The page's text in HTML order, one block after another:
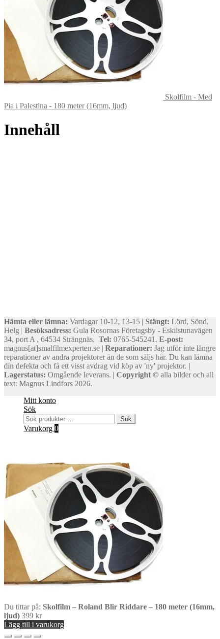
Skolfilm - Med
Pia i Palestina - 180 meter (16mm, ljud)
Innehåll
Hämta eller lämna: Vardagar 10-12, 13-15 | Stängt: Lörd, Sönd,
Helg | Besöksadress: Gula Rosornas Företagsby - Eskilstunavägen
34, port A , 64534 Strängnäs. Tel: 0765-545241. E-post:
magnus[at]smalfilmexperten.se | Reparationer: Jag utför inte längre
reparationer av andra projektorer än de som säljs här. Du kan lämna
din defekta och få ett visst avdrag vid köp av 'ny' projektor. |
Lagerstatus: Omgående leverans. | Copyright © alla bilder och all
text: Magnus Lindfors 2026.
Mitt konto
Sök
Sök
efter:
Sök
Varukorg 0
Du tittar på: Skolfilm – Roland Blir Riddare – 180 meter (16mm,
ljud) 399 kr
Lägg till i varukorg